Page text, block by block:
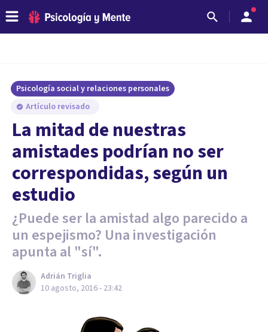
Psicología social y relaciones personales
Artículo revisado
​La mitad de nuestras
amistades podrían no ser
correspondidas, según un
estudio
¿Puede ser la amistad algo parecido a
un espejismo? Una investigación
apunta al "sí".
Adrián Triglia
10 agosto, 2016 - 23:42